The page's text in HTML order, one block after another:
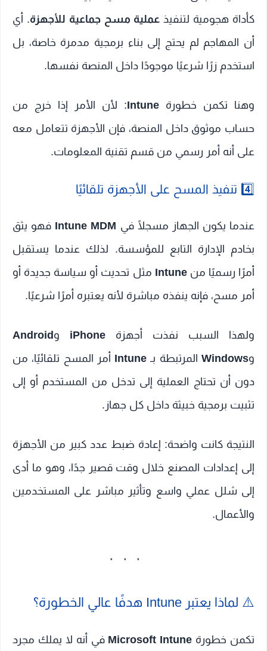
كأداة هجومية لتنفيذ عملية مسح جماعية للأجهزة. أي
أن المهاجم لم يحتج إلى بناء برمجية مدمرة خاصة، بل
استخدم زرًا شرعيًا موجودًا داخل المنصة نفسها.
وهنا تكمن خطورة Intune: لأن الأمر إذا خرج من
حساب موثوق داخل المنصة، فإن الأجهزة تتعامل معه
على أنه أمر رسمي من قسم تقنية المعلومات.
4️⃣ تنفيذ المسح على الأجهزة تلقائيًا
عندما يكون الجهاز مسجلًا في Intune MDM فهو يثق
بخادم الإدارة التابع للمؤسسة. لذلك عندما يستقبل
أمرًا رسميًا منIntune مثل تحديث أو سياسة جديدة أو
أمر مسح، فإنه ينفذه مباشرة لأنه يعتبره أمرًا شرعيًا.
ولهذا السبب نفذت أجهزة iPhone وAndroid
وWindowsالمرتبطة بـ Intune أمر المسح تلقائيًا، من
دون أن تحتاج العملية إلى تدخل من المستخدم أو إلى
تثبيت برمجية خبيثة داخل كل جهاز.
النتيجة كانت واضحة: إعادة ضبط عدد كبير من الأجهزة
إلى إعدادات المصنع خلال وقت قصير جدًا، وهو ما أدى
إلى شلل عملي واسع وتأثير مباشر على المستخدمين
والأعمال.
⚠️ لماذا يعتبر Intune هدفًا عالي الخطورة؟
تكمن خطورة Microsoft Intune في أنه لا يملك مجرد